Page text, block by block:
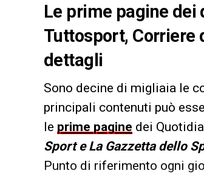
Le prime pagine
Tuttosport, Corriere
dettagli
Sono decine di migliaia le
principali contenuti può
le prime pagine dei
Sport e La Gazzetta dello
Punto di riferimento ogni